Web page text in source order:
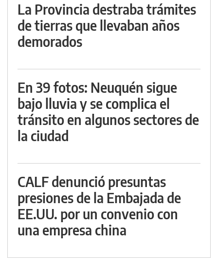
La Provincia destraba trámites
de tierras que llevaban años
demorados
En 39 fotos: Neuquén sigue
bajo lluvia y se complica el
tránsito en algunos sectores de
la ciudad
CALF denunció presuntas
presiones de la Embajada de
EE.UU. por un convenio con
una empresa china